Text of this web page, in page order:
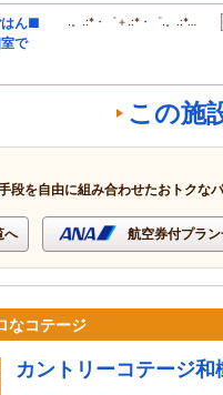
はん■
で
.。.:*・゜＋.:*・゜.。.:*…
この施
段を自由に組み合わせたおトクな
へ 航空券付プラ
なコテージ
カントリーコテージ和